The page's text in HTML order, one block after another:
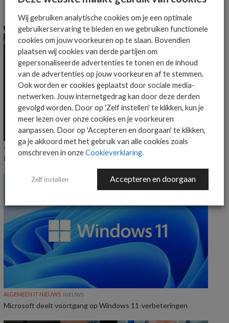
ALGEMEEN IT NIEUWS
KnowBe4 voegt Claude-ondersteuning toe aan Agent Risk Manager
ALGEMEEN IT NIEUWS NIEUWS
Microsoft deelt voortgang op Windows 11-verbeteringen
Wij gebruiken analytische cookies om je een optimale
gebruikerservaring te bieden en we gebruiken functionele
cookies om jouw voorkeuren op te slaan. Bovendien
plaatsen wij cookies van derde partijen om
gepersonaliseerde advertenties te tonen en de inhoud
van de advertenties op jouw voorkeuren af te stemmen.
Ook worden er cookies geplaatst door sociale media-
netwerken. Jouw internetgedrag kan door deze derden
gevolgd worden. Door op 'Zelf instellen' te klikken, kun je
meer lezen over onze cookies en je voorkeuren
aanpassen. Door op 'Accepteren en doorgaan' te klikken,
ga je akkoord met het gebruik van alle cookies zoals
omschreven in onzeCookieverklaring.
Zelf instellen Accepteren en doorgaan